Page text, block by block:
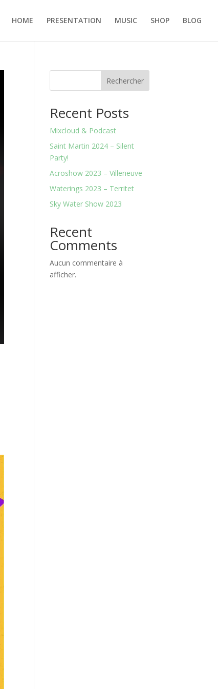
HOME PRESENTATION MUSIC SHOP BLOG
Rechercher
Recent Posts
Mixcloud & Podcast
Saint Martin 2024 – Silent
Party!
Acroshow 2023 – Villeneuve
Waterings 2023 – Territet
Sky Water Show 2023
Recent
Comments
Aucun commentaire à
afficher.